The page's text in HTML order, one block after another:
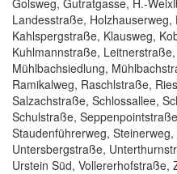
Golsweg, Gutratgasse, H.-
Landesstraße,
Kahlspergstraße, Klausweg,
Kuhlmannstraße,
Mühlbachsiedlung,
Ramikalweg, Raschlstraße,
Salzachstraße, Schlossallee,
Schulstraße,
Staudenführerweg,
Untersbergstraße,
Urstein Süd, Vollererhofstraße,